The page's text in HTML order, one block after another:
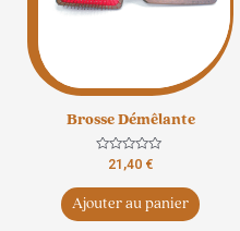
Brosse Démêlante
Note
sur
5
21,40 €
Ajouter au panier